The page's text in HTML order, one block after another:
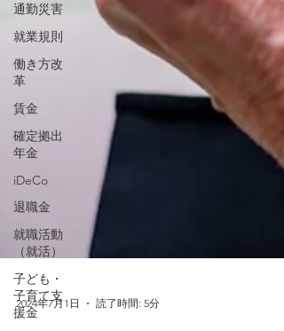
通勤災害
就業規則
働き方改
革
賃金
確定拠出
年金
iDeCo
退職金
就職活動
（就活）
子ども・
子育て支
援金